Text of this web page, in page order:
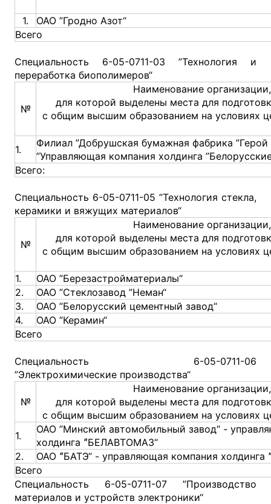
1.
ОАО ”Гродно Азот“
Всего
Специальность 6-05-0711-03 ”Технология и
переработка биополимеров“
№
Наименование организации,
для которой выделены места для
с общим высшим образованием на условиях
1.
Филиал ”Добрушская бумажная фабрика ”Герой
”Управляющая компания холдинга
Всего:
Специальность 6-05-0711-05 ”Технология стекла,
керамики и вяжущих материалов“
№
Наименование организации,
для которой выделены места для
с общим высшим образованием на условиях
1.
ОАО ”Березастройматериалы“
2.
ОАО ”Стеклозавод ”Неман“
3.
ОАО ”Белорусский цементный завод“
4.
ОАО ”Керамин“
Всего
Специальность 6-05-0711-06
”Электрохимические производства“
№
Наименование организации,
для которой выделены места для
с общим высшим образованием на условиях
1.
ОАО ”Минский автомобильный завод“ -
холдинга ˮБЕЛАВТОМАЗ“
2.
ОАО ˮБАТЭ“ - управляющая компания холдинга
Всего
Специальность 6-05-0711-07 ”Производство
материалов и устройств электроники“